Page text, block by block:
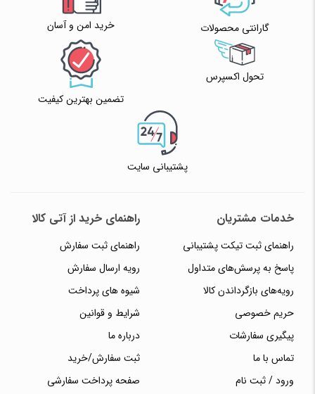
گارانتی محصولات خرید امن و آسان
تحول اکسپرس
تضمین بهترین کیفیت
پشتیبانی سایت
خدمات مشتریان
راهنمای ثبت تیکت پشتیبانی
پاسخ به پرسش‌های متداول
رویه‌های بازگرداندن کالا
حریم خصوصی
پیگیری سفارشات
تماس با ما
ورود / ثبت نام
راهنمای خرید از آتی کالا
راهنمای ثبت سفارش
رویه ارسال سفارش
شیوه های پرداخت
شرایط و قوانین
درباره ما
ثبت سفارش/خرید
صفحه پرداخت سفارشی